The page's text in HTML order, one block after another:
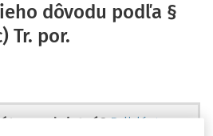
dôvodu podľa §
Tr. por.
predplatné? Prihláste sa